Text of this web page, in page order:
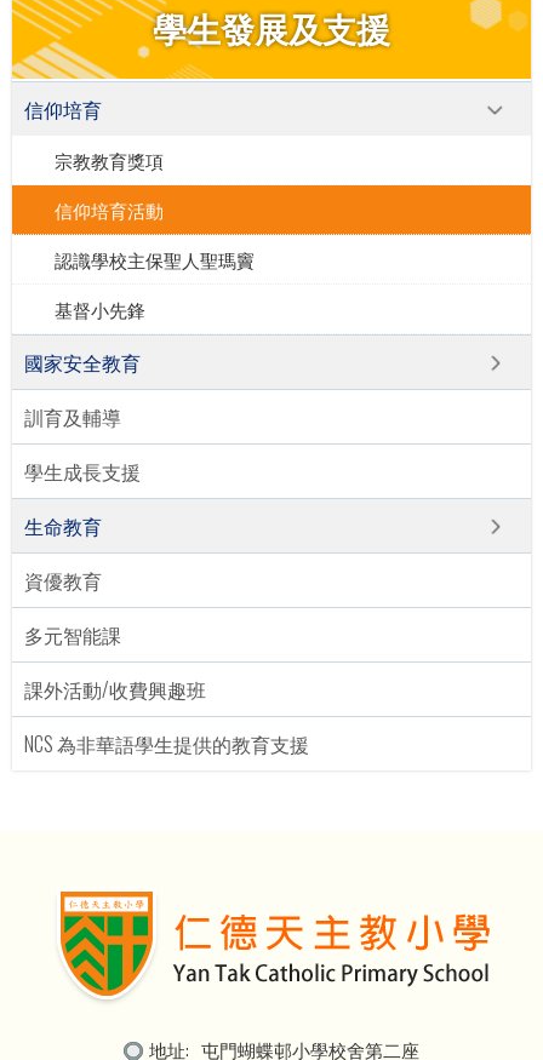
學生發展及支援
信仰培育
宗教教育獎項
信仰培育活動
認識學校主保聖人聖瑪竇
基督小先鋒
國家安全教育
訓育及輔導
學生成長支援
生命教育
資優教育
多元智能課
課外活動/收費興趣班
NCS 為非華語學生提供的教育支援
地址: 屯門蝴蝶邨小學校舍第二座